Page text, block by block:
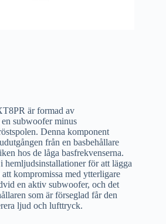
är formad av
subwoofer minus
Denna komponent
från en basbehållare
hos de låga basfrekvenserna.
hemljudsinstallationer för att lägga
kompromissa med ytterligare
en aktiv subwoofer, och det
som är förseglad får den
ljud och lufttryck.